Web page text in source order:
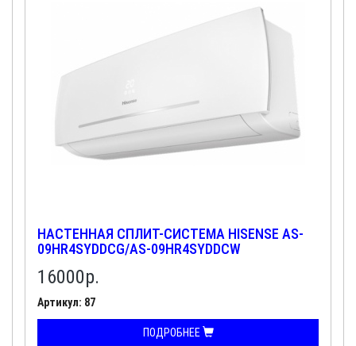
НАСТЕННАЯ СПЛИТ-СИСТЕМА HISENSE AS-
09HR4SYDDCG/AS-09HR4SYDDCW
16000р.
Артикул: 87
ПОДРОБНЕЕ